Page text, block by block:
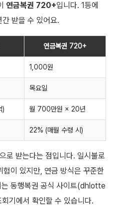
연금복권 720+입니다. 1등에
받을 수 있어요.
연금복권 720+
1,000원
목요일
) 월 700만원 × 20년
22% (매월 수령 시)
로 받는다는 점입니다. 일시불로
이 있지만, 연금 방식은 꾸준한
동행복권 공식 사이트(dhlotte
기에서 확인할 수 있습니다.